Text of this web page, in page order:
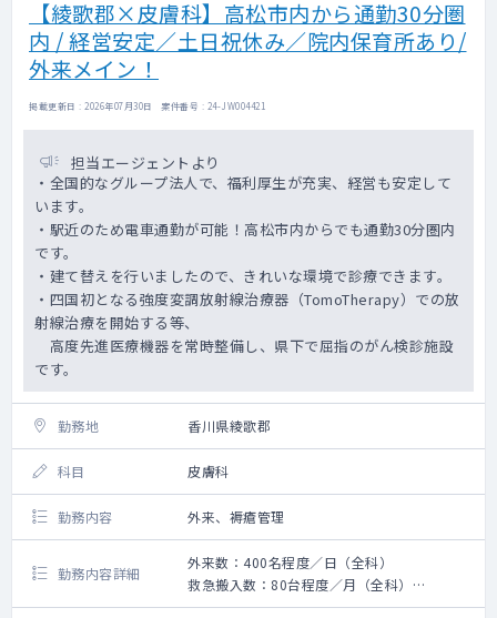
【綾歌郡×皮膚科】高松市内から通勤30分圏
内 / 経営安定／土日祝休み／院内保育所あり/
外来メイン！
掲載更新日 : 2026年07月30日 案件番号 : 24-JW004421
担当エージェントより
・全国的なグループ法人で、福利厚生が充実、経営も安定して
います。
・駅近のため電車通勤が可能！高松市内からでも通勤30分圏内
です。
・建て替えを行いましたので、きれいな環境で診療できます。
・四国初となる強度変調放射線治療器（TomoTherapy）での放
射線治療を開始する等、
高度先進医療機器を常時整備し、県下で屈指のがん検診施設
です。
勤務地 香川県綾歌郡
科目 皮膚科
勤務内容 外来、褥瘡管理
勤務内容詳細
外来数：400名程度／日（全科）
救急搬入数：80台程度／月（全科）
外来診療を中心に、褥瘡管理、病棟コンサル